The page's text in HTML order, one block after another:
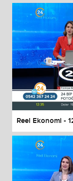
Reel Ekonomi -